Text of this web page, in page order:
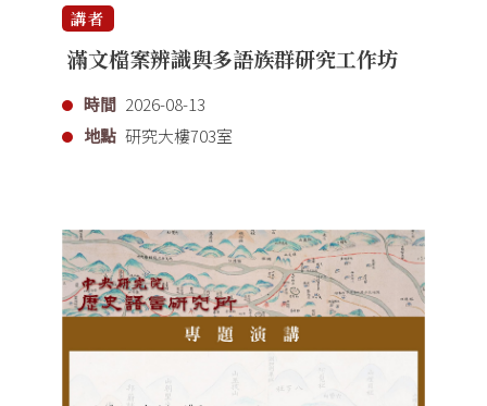
講者
滿文檔案辨識與多語族群研究工作坊
時間 2026-08-13
地點 研究大樓703室